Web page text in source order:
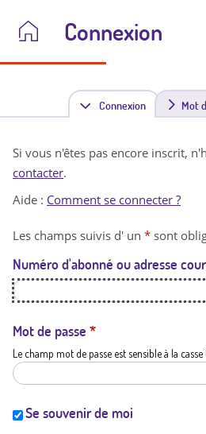
Connexion
Connexion(
n
t
a
t
i
Mot
Si vous n'êtes pas encore inscrit,
contacter.
Aide : Comment se connecter ?
Les champs suivis d' un * sont
Numéro d'abonné ou adresse
Mot de passe *
Le champ mot de passe est sensible à la
Se souvenir de moi